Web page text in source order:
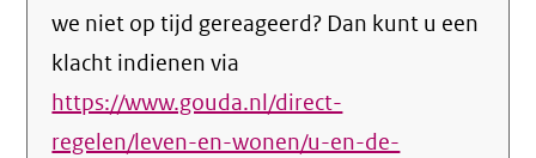
we niet op tijd gereageerd? Dan kunt u een
klacht indienen via
https://www.gouda.nl/direct-
regelen/leven-en-wonen/u-en-de-